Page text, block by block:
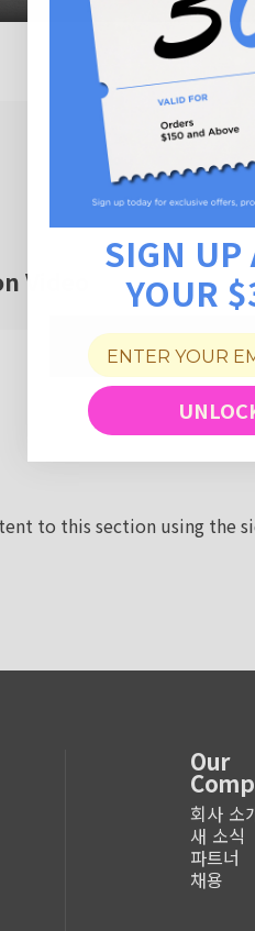
Video
to this section using the
Our
회사 소
새 소식
파트너
채용
SIGN UP
YOUR